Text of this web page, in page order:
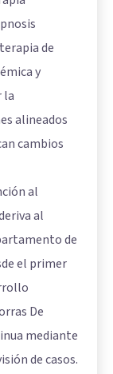
de
y
la
alineados
cambios
al
al
de
el primer
De
mediante
de casos.